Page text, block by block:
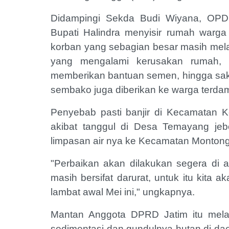
Didampingi Sekda Budi Wiyana,
Bupati Halindra menyisir rumah
korban yang sebagian besar masih
yang mengalami kerusakan
memberikan bantuan semen, hingga
sembako juga diberikan ke warga
Penyebab pasti banjir di Kecamatan
akibat tanggul di Desa Temayang
limpasan air nya ke Kecamatan
"Perbaikan akan dilakukan segera di
masih bersifat darurat, untuk itu kita
lambat awal Mei ini," ungkapnya.
Mantan Anggota DPRD Jatim itu